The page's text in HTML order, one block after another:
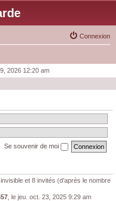
Connexion
2026 12:20 am
Se souvenir de moi
et 8 invités (d’après le nombre
, le jeu. oct. 23, 2025 9:29 am